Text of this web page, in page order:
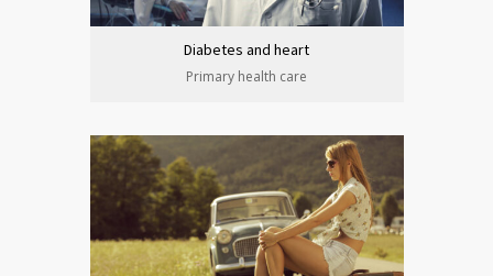
Diabetes and heart
Primary health care